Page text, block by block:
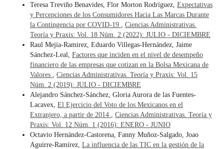
Teresa Treviño Benavides, Flor Morton Rodríguez, Expectativas
y Percepciones de los Consumidores Hacia Las Marcas Durante
la Contingencia por COVID-19
Ciencias Administrativas.
Teoría y Praxis: Vol. 18 Núm. 2 (2022): JULIO - DICIEMBRE
Raul Mejia-Ramirez, Eduardo Villegas-Hernández, Jaime
Sánchez-Leal, Factores que inciden en el nivel de desempeño
financiero de las empresas que cotizan en la Bolsa Mexicana de
Valores
Ciencias Administrativas. Teoría y Praxis: Vol. 15
Núm. 2 (2019): JULIO - DICIEMBRE
Alejandro Sánchez-Sánchez, Gloria Aurora de las Fuentes-
Lacavex, El Ejercicio del Voto de los Mexicanos en el
Extranjero, a partir de 2014
Ciencias Administrativas. Teoría y
Praxis: Vol. 12 Núm. 1 (2016): ENERO - JUNIO
Octavio Hernández-Castorena, Fanny Muñoz-Salgado, Joao
Aguirre-Ramírez, La influencia de las TIC en la gestión de la